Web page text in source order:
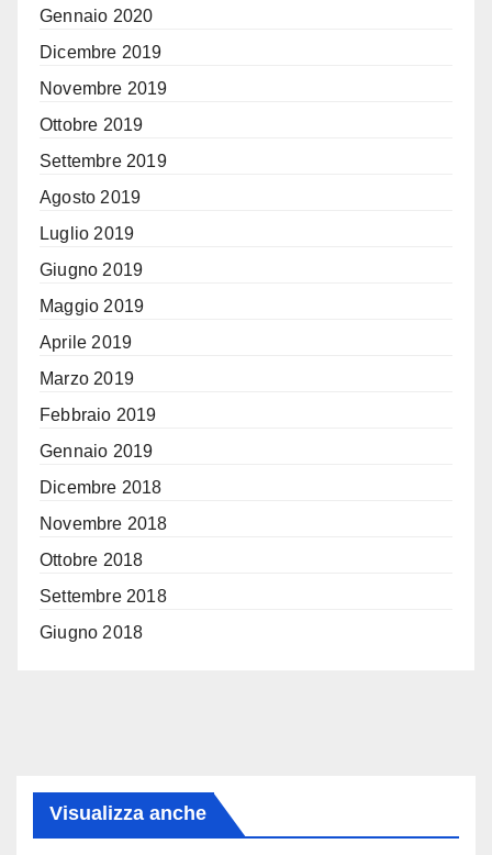
Gennaio 2020
Dicembre 2019
Novembre 2019
Ottobre 2019
Settembre 2019
Agosto 2019
Luglio 2019
Giugno 2019
Maggio 2019
Aprile 2019
Marzo 2019
Febbraio 2019
Gennaio 2019
Dicembre 2018
Novembre 2018
Ottobre 2018
Settembre 2018
Giugno 2018
Visualizza anche